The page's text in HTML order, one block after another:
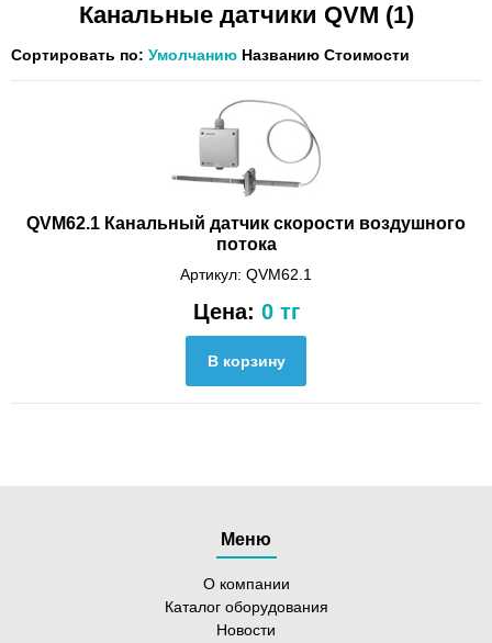
Канальные датчики QVM (1)
Сортировать по: Умолчанию Названию Стоимости
QVM62.1 Канальный датчик скорости воздушного
потока
Артикул: QVM62.1
Цена: 0 тг
Меню
О компании
Каталог оборудования
Новости